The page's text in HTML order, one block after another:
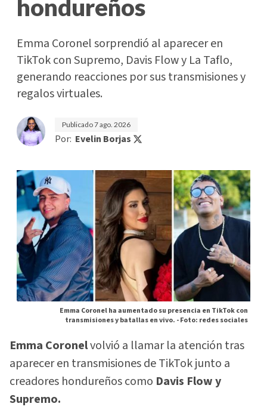
hondureños
Emma Coronel sorprendió al aparecer en
TikTok con Supremo, Davis Flow y La Taflo,
generando reacciones por sus transmisiones y
regalos virtuales.
Publicado7 ago. 2026
Por: Evelin Borjas
Emma Coronel ha aumentado su presencia en TikTok con
transmisiones y batallas en vivo. -Foto: redes sociales
Emma Coronelvolvió a llamar la atención tras
aparecer en transmisiones de TikTok junto a
creadores hondureños como Davis Flow y
Supremo.